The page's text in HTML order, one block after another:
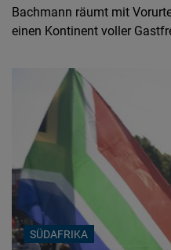
Bachmann räumt mit
einen Kontinent voller
SÜDAFRIKA